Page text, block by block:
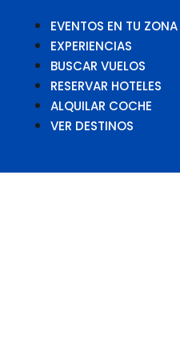
EVENTOS EN TU ZONA
EXPERIENCIAS
BUSCAR VUELOS
RESERVAR HOTELES
ALQUILAR COCHE
VER DESTINOS